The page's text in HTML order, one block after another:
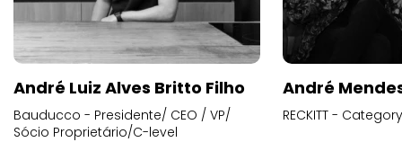
André Luiz Alves Britto Filho
Bauducco - Presidente/ CEO / VP/
Sócio Proprietário/C-level
André
RECKITT -